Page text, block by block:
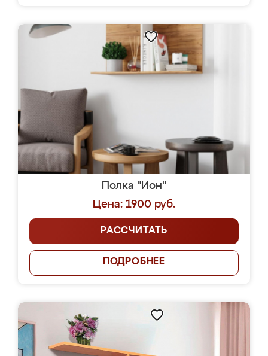
Полка "Ион"
Цена: 1900 руб.
РАССЧИТАТЬ
ПОДРОБНЕЕ